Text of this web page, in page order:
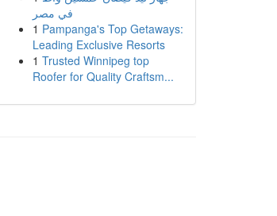
في مصر
1 Pampanga's Top Getaways:
Leading Exclusive Resorts
1 Trusted Winnipeg top
Roofer for Quality Craftsm...